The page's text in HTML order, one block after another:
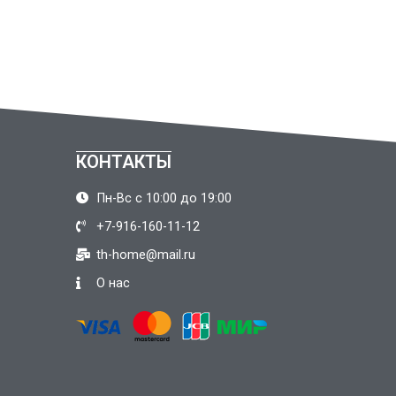
КОНТАКТЫ
Пн-Вс с 10:00 до 19:00
+7-916-160-11-12
th-home@mail.ru
О нас